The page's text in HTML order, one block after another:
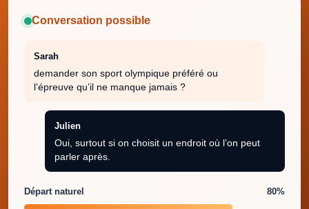
Conversation possible
Sarah
demander son sport olympique préféré ou
l’épreuve qu’il ne manque jamais ?
Julien
Oui, surtout si on choisit un endroit où l’on peut
parler après.
Départ naturel 80%